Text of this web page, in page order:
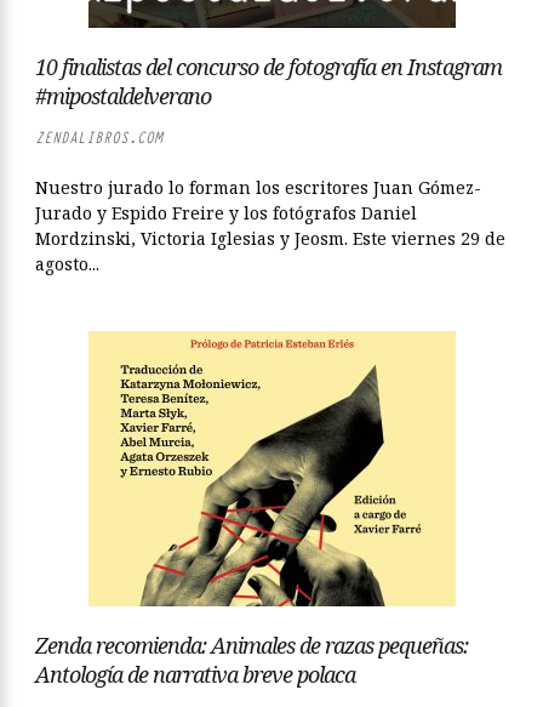
10 finalistas del concurso de fotografía en Instagram
#mipostaldelverano
ZENDALIBROS.COM
Nuestro jurado lo forman los escritores Juan Gómez-
Jurado y Espido Freire y los fotógrafos Daniel
Mordzinski, Victoria Iglesias y Jeosm. Este viernes 29 de
agosto...
Zenda recomienda: Animales de razas pequeñas:
Antología de narrativa breve polaca